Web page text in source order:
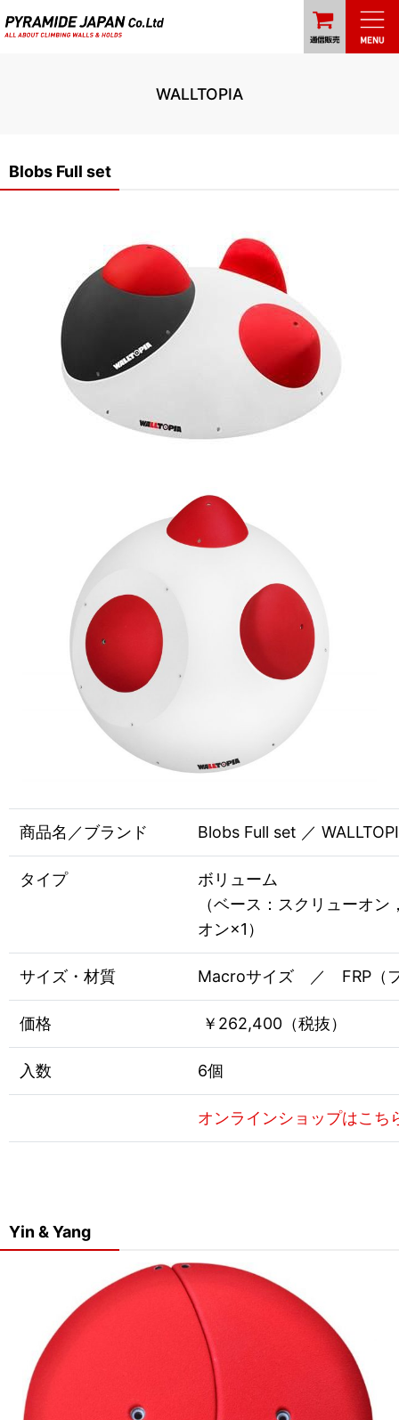
WALLTOPIA
Blobs Full set
商品名／ブランド Blobs Full set ／
タイプ
ボリューム
（ベース：スクリューオ
オン×1）
サイズ・材質 Macroサイズ ／ FRP（
価格 ￥262,400（税抜）
入数 6個
オンラインショップはこち
Yin & Yang